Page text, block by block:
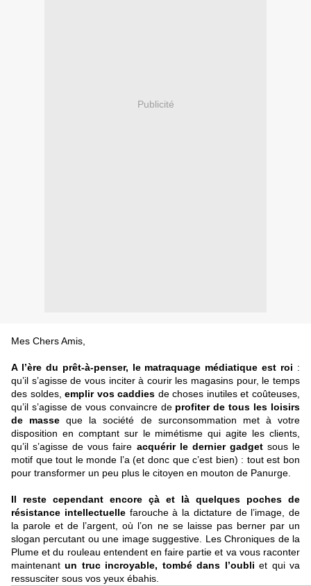
Publicité
Mes Chers Amis,
A l’ère du prêt-à-penser, le matraquage médiatique est roi :
qu’il s’agisse de vous inciter à courir les magasins pour, le temps
des soldes,emplir vos caddies de choses inutiles et coûteuses,
qu’il s’agisse de vous convaincre de profiter de tous les loisirs
de masse que la société de surconsommation met à votre
disposition en comptant sur le mimétisme qui agite les clients,
qu’il s’agisse de vous faire acquérir le dernier gadgetsous le
motif que tout le monde l’a (et donc que c’est bien) : tout est bon
pour transformer un peu plus le citoyen en mouton de Panurge.
Il reste cependant encore çà et là quelques poches de
résistance intellectuellefarouche à la dictature de l’image, de
la parole et de l’argent, où l’on ne se laisse pas berner par un
slogan percutant ou une image suggestive. Les Chroniques de la
Plume et du rouleau entendent en faire partie et va vous raconter
maintenantun truc incroyable, tombé dans l’oubli et qui va
ressusciter sous vos yeux ébahis.